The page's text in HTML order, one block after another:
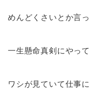
めんどくさいとか言っ
一生懸命真剣にやって
ワシが見ていて仕事